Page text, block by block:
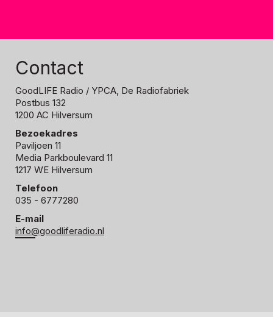
Contact
GoodLIFE Radio / YPCA, De Radiofabriek
Postbus 132
1200 AC Hilversum
Bezoekadres
Paviljoen 11
Media Parkboulevard 11
1217 WE Hilversum
Telefoon
035 - 6777280
E-mail
info@goodliferadio.nl